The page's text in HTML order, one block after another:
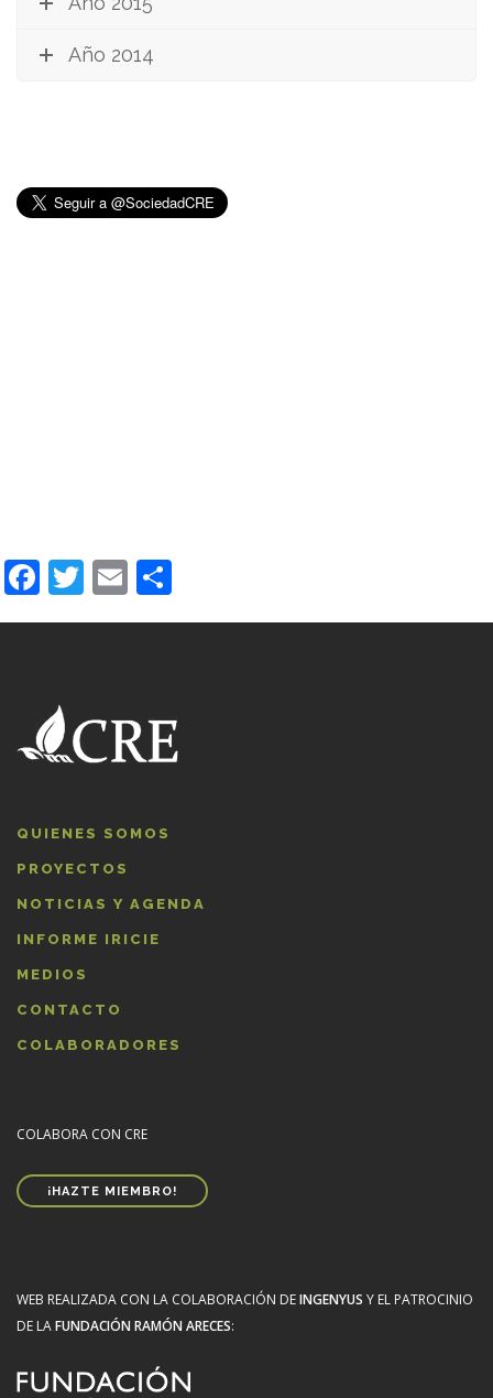
Año 2014
Facebook
Twitter
Email
QUIENES SOMOS
PROYECTOS
NOTICIAS Y AGENDA
INFORME IRICIE
MEDIOS
CONTACTO
COLABORADORES
COLABORA CON CRE
¡HAZTE MIEMBRO!
WEB REALIZADA CON LA COLABORACIÓN DEINGENYUS Y EL PATROCINIO
DE LAFUNDACIÓN RAMÓN ARECES: